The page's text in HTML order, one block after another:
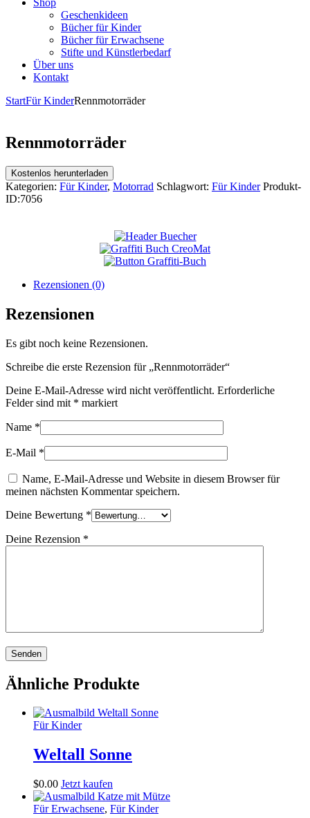
Shop
Geschenkideen
Bücher für Kinder
Bücher für Erwachsene
Stifte und Künstlerbedarf
Über uns
Kontakt
StartFür KinderRennmotorräder
Rennmotorräder
Kostenlos herunterladen
Kategorien: Für Kinder, Motorrad Schlagwort: Für Kinder Produkt-
ID:7056
Rezensionen (0)
Rezensionen
Es gibt noch keine Rezensionen.
Schreibe die erste Rezension für „Rennmotorräder“
Deine E-Mail-Adresse wird nicht veröffentlicht. Erforderliche
Felder sind mit * markiert
Name *
E-Mail *
Name, E-Mail-Adresse und Website in diesem Browser für
meinen nächsten Kommentar speichern.
Deine Bewertung *
Deine Rezension *
Ähnliche Produkte
Für Kinder
Weltall Sonne
$0.00 Jetzt kaufen
Für Erwachsene, Für Kinder